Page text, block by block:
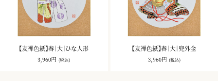
【友禅色紙】春｜大｜ひな人形
3,960円 (税込)
【友禅色紙】春｜大｜兜外金
3,960円 (税込)